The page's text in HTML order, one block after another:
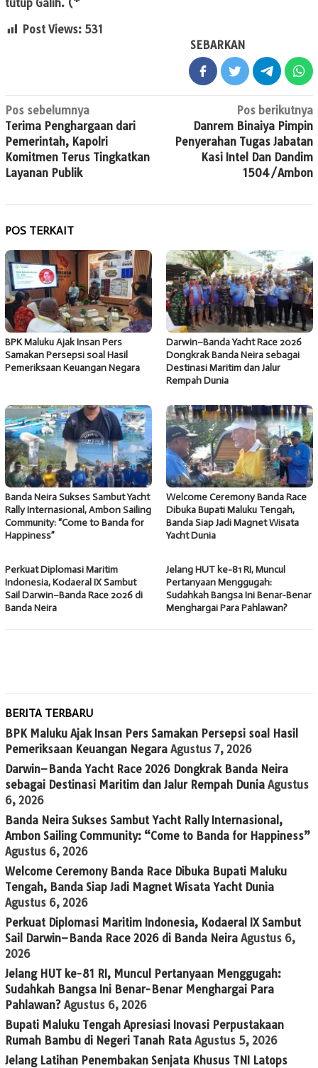
tutup Galih. (*
Post Views: 531
SEBARKAN
Navigasi
pos
Pos sebelumnya
Terima Penghargaan dari
Pemerintah, Kapolri
Komitmen Terus Tingkatkan
Layanan Publik
Pos berikutnya
Danrem Binaiya Pimpin
Penyerahan Tugas Jabatan
Kasi Intel Dan Dandim
1504/Ambon
POS TERKAIT
BPK Maluku Ajak Insan Pers
Samakan Persepsi soal Hasil
Pemeriksaan Keuangan Negara
Darwin–Banda Yacht Race 2026
Dongkrak Banda Neira sebagai
Destinasi Maritim dan Jalur
Rempah Dunia
Banda Neira Sukses Sambut Yacht
Rally Internasional, Ambon Sailing
Community: “Come to Banda for
Happiness”
Welcome Ceremony Banda Race
Dibuka Bupati Maluku Tengah,
Banda Siap Jadi Magnet Wisata
Yacht Dunia
Perkuat Diplomasi Maritim
Indonesia, Kodaeral IX Sambut
Sail Darwin–Banda Race 2026 di
Banda Neira
Jelang HUT ke-81 RI, Muncul
Pertanyaan Menggugah:
Sudahkah Bangsa Ini Benar-Benar
Menghargai Para Pahlawan?
BERITA TERBARU
BPK Maluku Ajak Insan Pers Samakan Persepsi soal Hasil
Pemeriksaan Keuangan Negara Agustus 7, 2026
Darwin–Banda Yacht Race 2026 Dongkrak Banda Neira
sebagai Destinasi Maritim dan Jalur Rempah Dunia Agustus
6, 2026
Banda Neira Sukses Sambut Yacht Rally Internasional,
Ambon Sailing Community: “Come to Banda for Happiness”
Agustus 6, 2026
Welcome Ceremony Banda Race Dibuka Bupati Maluku
Tengah, Banda Siap Jadi Magnet Wisata Yacht Dunia
Agustus 6, 2026
Perkuat Diplomasi Maritim Indonesia, Kodaeral IX Sambut
Sail Darwin–Banda Race 2026 di Banda Neira Agustus 6,
2026
Jelang HUT ke-81 RI, Muncul Pertanyaan Menggugah:
Sudahkah Bangsa Ini Benar-Benar Menghargai Para
Pahlawan? Agustus 6, 2026
Bupati Maluku Tengah Apresiasi Inovasi Perpustakaan
Rumah Bambu di Negeri Tanah Rata Agustus 5, 2026
Jelang Latihan Penembakan Senjata Khusus TNI Latops